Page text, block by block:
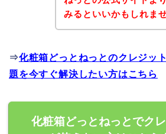
みるといいかもしれませ
⇒化粧箱どっとねっとのクレジッ
題を今すぐ解決したい方はこちら
化粧箱どっとねっとでク